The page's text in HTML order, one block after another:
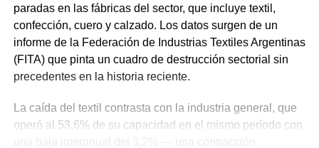
paradas en las fábricas del sector, que incluye textil,
confección, cuero y calzado. Los datos surgen de un
informe de la Federación de Industrias Textiles Argentinas
(FITA) que pinta un cuadro de destrucción sectorial sin
precedentes en la historia reciente.
La caída del textil contrasta con la industria general, que
operó al 53,6% de su capacidad en el mismo período con